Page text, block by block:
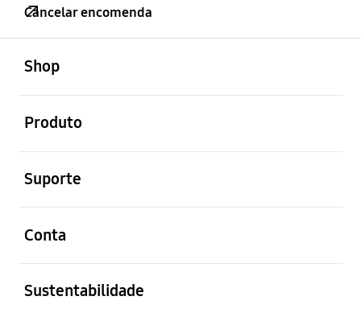
Cancelar encomenda
Shop
Produto
Suporte
Conta
Sustentabilidade